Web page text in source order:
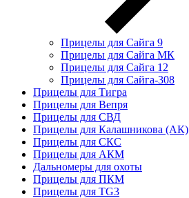
Прицелы для Сайга 9
Прицелы для Сайга МК
Прицелы для Сайга 12
Прицелы для Сайга-308
Прицелы для Тигра
Прицелы для Вепря
Прицелы для СВД
Прицелы для Калашникова (АК)
Прицелы для СКС
Прицелы для АКМ
Дальномеры для охоты
Прицелы для ПКМ
Прицелы для TG3